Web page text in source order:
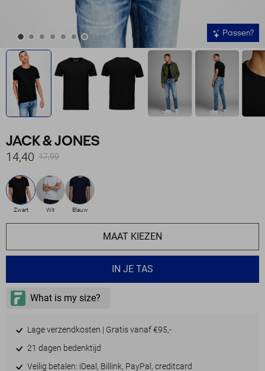
Passen?
JACK & JONES
14,40 17,99
Zwart Wit Blauw
MAAT KIEZEN
IN JE TAS
Lage verzendkosten | Gratis vanaf €95,-
21 dagen bedenktijd
Veilig betalen: iDeal, Billink, PayPal, creditcard